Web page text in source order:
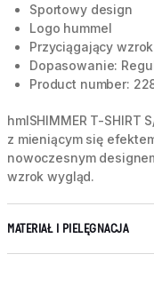
Sportowy design
Logo hummel
Przyciągający wzrok
Dopasowanie:
Product number:
hmlSHIMMER T-SHIRT
z mieniącym się
nowoczesnym
wzrok wygląd.
MATERIAŁ I PIELĘGNACJA